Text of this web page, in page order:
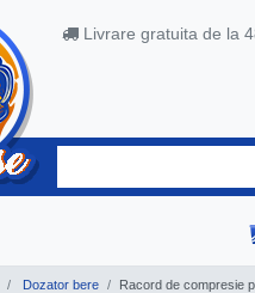
Livrare gratuita de la
Dozator bere Racord de compresie